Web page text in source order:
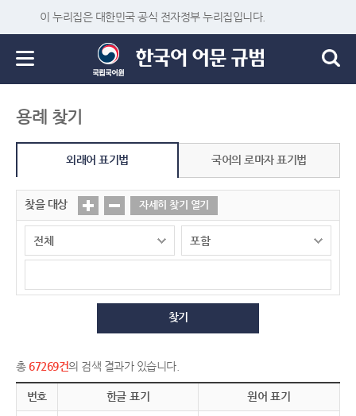
이 누리집은 대한민국 공식 전자정부 누리집입니다.
용례 찾기
외래어 표기법 국어의 로마자 표기법
찾을 대상 자세히 찾기 열기
찾기
총 67269건의 검색 결과가 있습니다.
번호 한글 표기 원어 표기